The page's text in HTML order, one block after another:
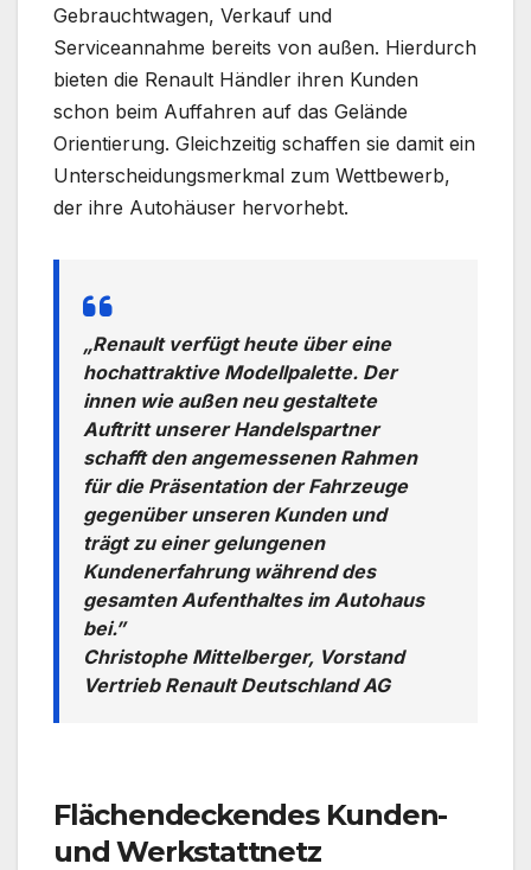
Gebrauchtwagen, Verkauf und
Serviceannahme bereits von außen. Hierdurch
bieten die Renault Händler ihren Kunden
schon beim Auffahren auf das Gelände
Orientierung. Gleichzeitig schaffen sie damit ein
Unterscheidungsmerkmal zum Wettbewerb,
der ihre Autohäuser hervorhebt.
„Renault verfügt heute über eine
hochattraktive Modellpalette. Der
innen wie außen neu gestaltete
Auftritt unserer Handelspartner
schafft den angemessenen Rahmen
für die Präsentation der Fahrzeuge
gegenüber unseren Kunden und
trägt zu einer gelungenen
Kundenerfahrung während des
gesamten Aufenthaltes im Autohaus
bei.”
Christophe Mittelberger, Vorstand
Vertrieb Renault Deutschland AG
Flächendeckendes Kunden-
und Werkstattnetz